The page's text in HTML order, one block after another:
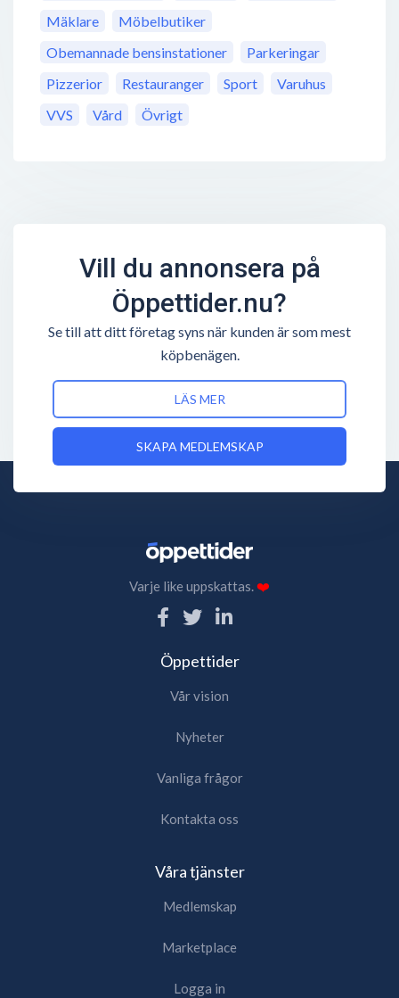
Mäklare
Möbelbutiker
Obemannade bensinstationer
Parkeringar
Pizzerior
Restauranger Sport
Varuhus
VVS
Vård Övrigt
Vill du annonsera på
Öppettider.nu?
Se till att ditt företag syns när kunden är som mest
köpbenägen.
LÄS MER
SKAPA MEDLEMSKAP
Varje like uppskattas.❤️
Öppettider
Vår vision
Nyheter
Vanliga frågor
Kontakta oss
Våra tjänster
Medlemskap
Marketplace
Logga in